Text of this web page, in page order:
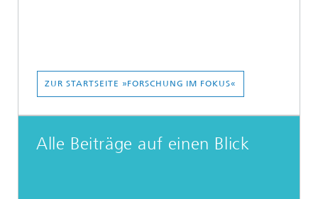
ZUR STARTSEITE »FORSCHUNG IM FOKUS«
Alle Beiträge auf einen Blick